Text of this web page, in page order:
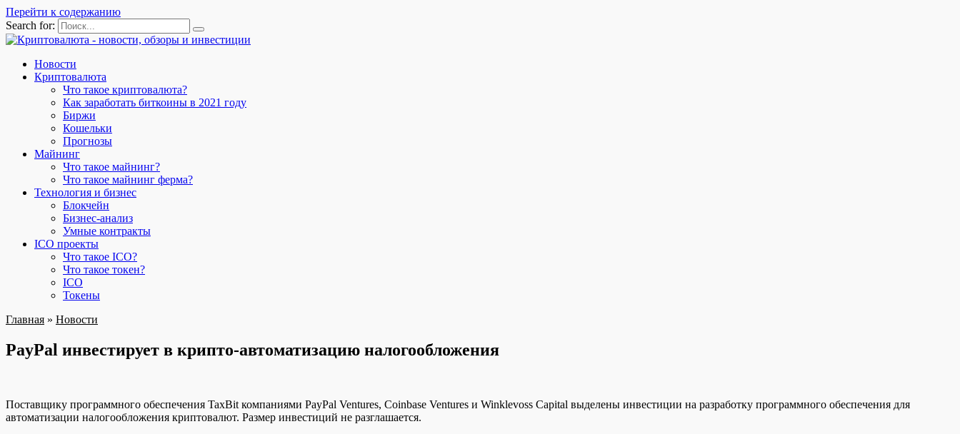
Перейти к содержанию
Search for:
Новости
Криптовалюта
Что такое криптовалюта?
Как заработать биткоины в 2021 году
Биржи
Кошельки
Прогнозы
Майнинг
Что такое майнинг?
Что такое майнинг ферма?
Технология и бизнес
Блокчейн
Бизнес-анализ
Умные контракты
ICO проекты
Что такое ICO?
Что такое токен?
ICO
Токены
Главная » Новости
PayPal инвестирует в крипто-автоматизацию налогообложения
Поставщику программного обеспечения TaxBit компаниями PayPal Ventures, Coinbase Ventures и Winklevoss Capital выделены инвестиции на разработку программного обеспечения для
автоматизации налогообложения криптовалют. Размер инвестиций не разглашается.